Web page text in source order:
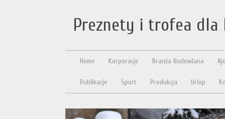
Preznety i trofea dla
Home Korporacje Branża Budowlana
Publikacje Sport Produkcja Urlop